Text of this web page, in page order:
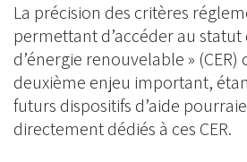
La précision des critères
permettant d’accéder au
d’énergie renouvelable »
deuxième enjeu important,
futurs dispositifs d’aide
directement dédiés à ces CER.